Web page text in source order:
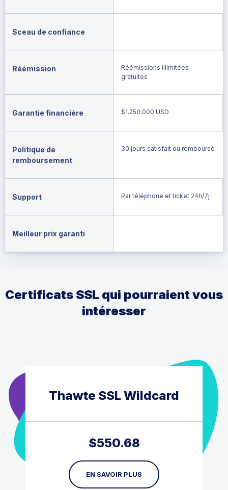
Sceau de confiance
Réémission
Réémissions illimitées
gratuites
Garantie financière $1.250.000 USD
Politique de
remboursement
30 jours satisfait ou remboursé
Support Par téléphone et ticket 24h/7j
Meilleur prix garanti
Certificats SSL qui pourraient vous
intéresser
Thawte SSL Wildcard
$550.68
EN SAVOIR PLUS